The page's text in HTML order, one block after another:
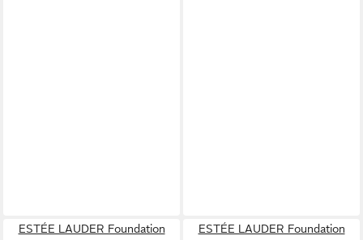
ESTÉE LAUDER Foundation
ESTÉE LAUDER Foundation